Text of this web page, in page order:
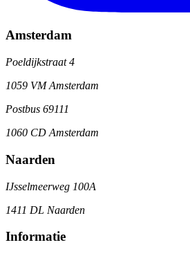
Amsterdam
Poeldijkstraat 4
1059 VM Amsterdam
Postbus 69111
1060 CD Amsterdam
Naarden
IJsselmeerweg 100A
1411 DL Naarden
Informatie